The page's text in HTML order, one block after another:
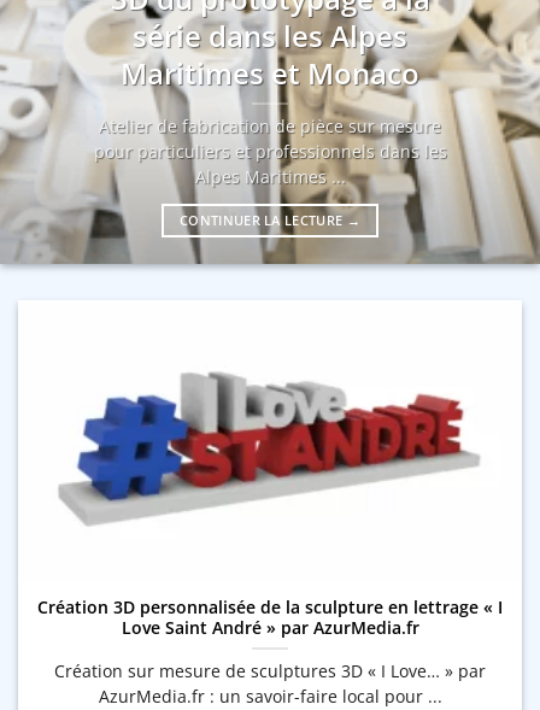
série dans les Alpes
Maritimes et Monaco
Atelier de fabrication de pièce sur mesure
pour particuliers et professionnels dans les
Alpes Maritimes ...
CONTINUER LA LECTURE →
Création 3D personnalisée de la sculpture en lettrage « I
Love Saint André » par AzurMedia.fr
Création sur mesure de sculptures 3D « I Love… » par
AzurMedia.fr : un savoir-faire local pour ...